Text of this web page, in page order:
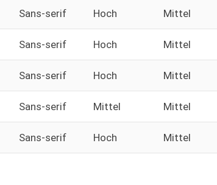
Sans-serif Hoch Mittel
Sans-serif Hoch Mittel
Sans-serif Hoch Mittel
Sans-serif Mittel Mittel
Sans-serif Hoch Mittel